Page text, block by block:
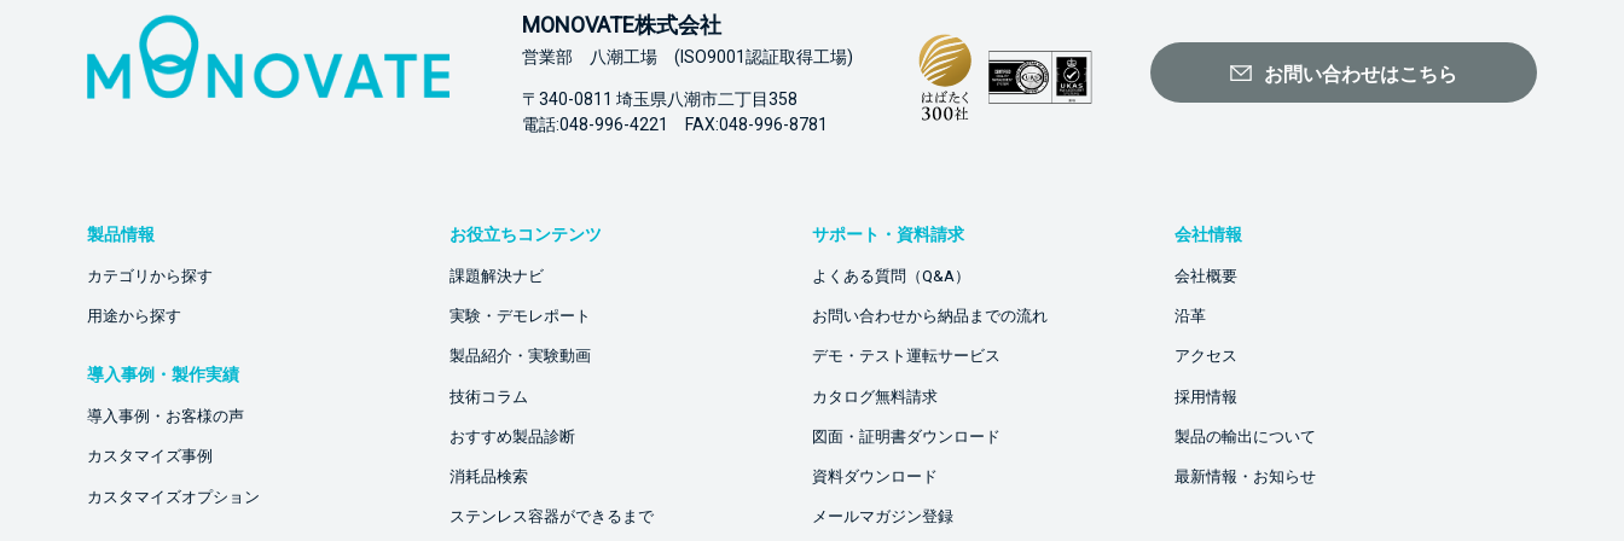
MONOVATE株式会社
営業部 八潮工場 (ISO9001認証取得工場)
〒340-0811 埼玉県八潮市二丁目358
電話:048-996-4221 FAX:048-996-8781
お問い合わせはこちら
製品情報
カテゴリから探す
用途から探す
導入事例・製作実績
導入事例・お客様の声
カスタマイズ事例
カスタマイズオプション
お役立ちコンテンツ
課題解決ナビ
実験・デモレポート
製品紹介・実験動画
技術コラム
おすすめ製品診断
消耗品検索
ステンレス容器ができるまで
サポート・資料請求
よくある質問（Q&A）
お問い合わせから納品までの流れ
デモ・テスト運転サービス
カタログ無料請求
図面・証明書ダウンロード
資料ダウンロード
メールマガジン登録
会社情報
会社概要
沿革
アクセス
採用情報
製品の輸出について
最新情報・お知らせ